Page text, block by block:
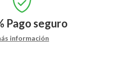
Pago seguro
información